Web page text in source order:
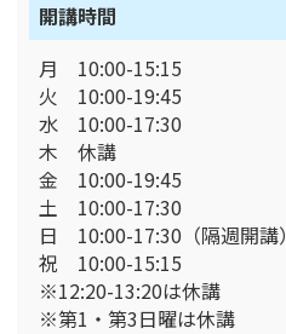
開講時間
月 10:00-15:15
火 10:00-19:45
水 10:00-17:30
木 休講
金 10:00-19:45
土 10:00-17:30
日 10:00-17:30（隔週開講）
祝 10:00-15:15
※12:20-13:20は休講
※第1・第3日曜は休講